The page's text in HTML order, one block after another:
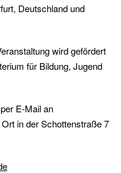
Deutschland und
wird gefördert
für Bildung, Jugend
E-Mail an
in der Schottenstraße 7